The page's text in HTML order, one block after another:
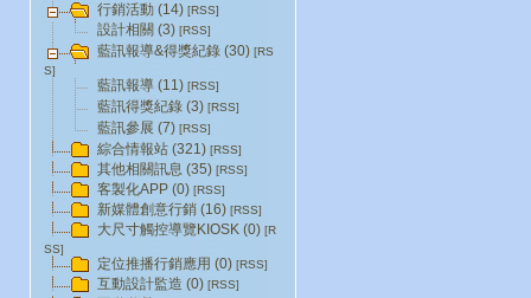
行銷活動 (14) [RSS]
設計相關 (3) [RSS]
藍訊報導&得獎紀錄 (30) [RS
S]
藍訊報導 (11) [RSS]
藍訊得獎紀錄 (3) [RSS]
藍訊參展 (7) [RSS]
綜合情報站 (321) [RSS]
其他相關訊息 (35) [RSS]
客製化APP (0) [RSS]
新媒體創意行銷 (16) [RSS]
大尺寸觸控導覽KIOSK (0) [R
SS]
定位推播行銷應用 (0) [RSS]
互動設計監造 (0) [RSS]